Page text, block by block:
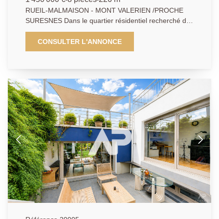
d'espace et de luminosité. Une mezzanine aménagée
en bureau ou bibliothèque bénéficie d'un balcon
dominant sur le jardin. Trois chambres
d'eau privative, une salle de bains/douche et des
avec kitchenette, salle d'eau et wc (30m2) en accès
privatif, offrant un espace idéal pour recevoir,
télétravailler ou exercer une activité indépendante.
Nombreux espaces de rangement, une chaufferie
technique ainsi qu'un garage de 30 m² (1 voiture).
Deux emplacements de parking extérieurs viennent
compléter les solutions de stationnement de la
propriété. À l'extérieur, le jardin arboré accueille un
espace bien-être avec spa de nage de 7m de long,
véritable invitation à la détente dans un
environnement calme et préservé. Une véritable
maison coup de coeur avec sa signature
architecturale qui privilégie les perspectives visuelles
RUEIL-MALMAISON - MONT VALERIEN /PROCHE
SURESNES Dans le quartier résidentiel recherché du
Mont Valérien, à proximité immédiate de Suresnes, de
ses commerces, à 15 minutes du tramway T2 et des
lignes L et U du Transilien, et à 10 minutes du futur
parcelle arborée de 539 m². Développant plus de
226m² de surface totale (182m2 habitables) elle
séduit par ses volumes aériens, ses généreuses
hauteurs sous plafond et ses larges surfaces vitrées
qui lui confèrent un véritable esprit loft contemporain,
à la fois élégant et familial. Le rez-de-chaussée
s'organise autour d'un vaste espace de vie de près de
65 m² intégrant un séjour avec cheminée, une salle à
manger et une cuisine ouverte entièrement équipée.
Baigné de lumière, cet ensemble convivial se
prolonge naturellement vers une terrasse et un
agréable jardin paysager. Une suite parentale avec
chambre (12m2), dressing et salle d'eau privative, des
toilettes invités, une buanderie ainsi que de nombreux
CONSULTER L'ANNONCE